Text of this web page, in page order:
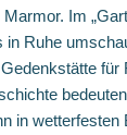
Im
in Ruhe
für
in wetterfesten